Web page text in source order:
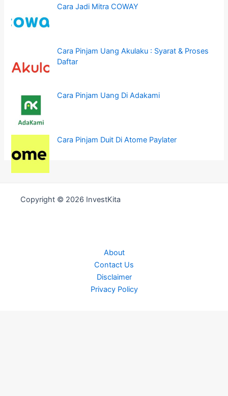
Cara Jadi Mitra COWAY
Cara Pinjam Uang Akulaku : Syarat & Proses
Daftar
Cara Pinjam Uang Di Adakami
Cara Pinjam Duit Di Atome Paylater
Copyright © 2026 InvestKita
About
Contact Us
Disclaimer
Privacy Policy